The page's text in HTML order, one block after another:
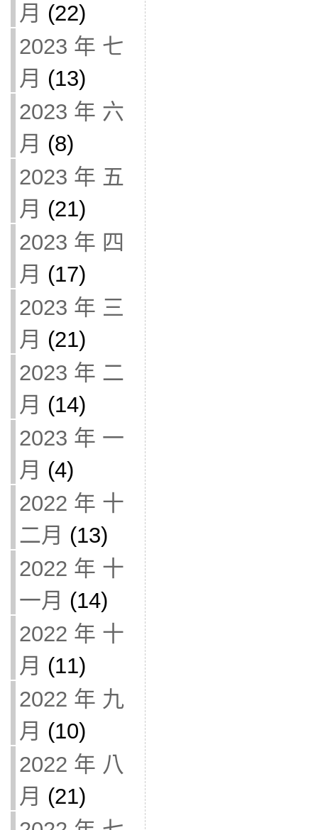
月 (22)
2023 年 七
月 (13)
2023 年 六
月 (8)
2023 年 五
月 (21)
2023 年 四
月 (17)
2023 年 三
月 (21)
2023 年 二
月 (14)
2023 年 一
月 (4)
2022 年 十
二月 (13)
2022 年 十
一月 (14)
2022 年 十
月 (11)
2022 年 九
月 (10)
2022 年 八
月 (21)